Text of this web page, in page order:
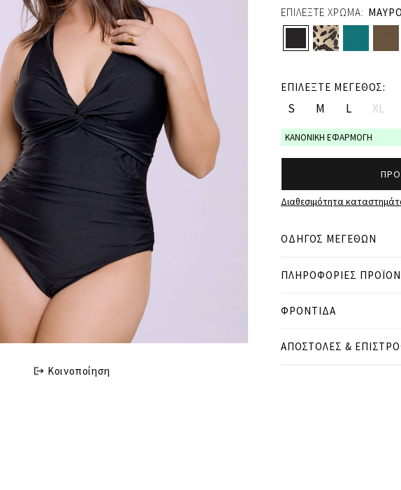
Κοινοποίηση
ΕΠΙΛΕΞΤΕ ΧΡΩΜΑ: ΜΑΥΡΟ
ΕΠΙΛΕΞΤΕ ΜΕΓΕΘΟΣ:
S M L XL
ΚΑΝΟΝΙΚΗ ΕΦΑΡΜΟΓΗ
Διαθεσιμότητα
ΟΔΗΓΟΣ ΜΕΓΕΘΩΝ
● ΚΑΝΟΝΙΚΗ ΕΦΑΡΜΟΓΗ
● Το curvy μοντέλο είναι
ΠΛΗΡΟΦΟΡΙΕΣ
ΦΡΟΝΤΙΔΑ
ΑΠΟΣΤΟΛΕΣ &